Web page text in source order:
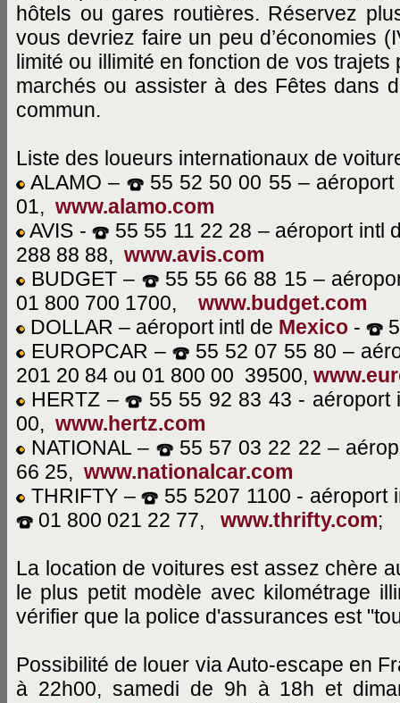
hôtels ou gares routières. Réservez
vous devriez faire un peu d’économies
limité ou illimité en fonction de vos
marchés ou assister à des Fêtes dans
commun.
Liste des loueurs internationaux de
ALAMO –
55 52 50 00 55 –
01, www.alamo.com
AVIS -
55 55 11 22 28 – aéroport intl
288 88 88, www.avis.com
BUDGET –
55 55 66 88 15 –
01 800 700 1700,
www.budget.com
DOLLAR – aéroport intl de Mexico -
EUROPCAR –
55 52 07 55 80 –
201 20 84 ou 01 800 00 39500,
HERTZ –
55 55 92 83 43 -
00, www.hertz.com
NATIONAL –
55 57 03 22 22 –
66 25, www.nationalcar.com
THRIFTY –
55 5207 1100 - aéroport
01 800 021 22 77,
www.thrifty.com;
La location de voitures est assez chère
le plus petit modèle avec kilométrage
vérifier que la police d'assurances est
Possibilité de louer via Auto-escape en
à 22h00, samedi de 9h à 18h et